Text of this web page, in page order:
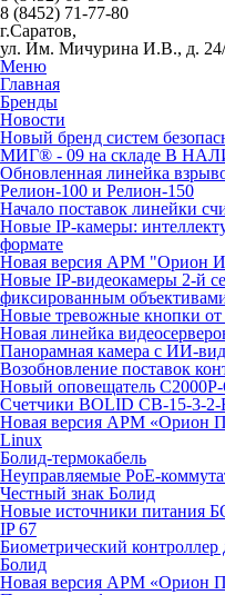
8 (8452) 71-77-80
г.Саратов,
ул. Им. Мичурина И.В., д.
Меню
Главная
Бренды
Новости
Новый бренд систем
МИГ® - 09 на складе В
Обновленная линейка
Релион-100 и Релион-150
Начало поставок линейки
Новые IP-камеры:
формате
Новая версия АРМ "Орион
Новые IP-видеокамеры 2-й
фиксированным
Новые тревожные кнопки
Новая линейка
Панорамная камера с ИИ-
Возобновление поставок
Новый оповещатель
Счетчики BOLID СВ-15-3-2-
Новая версия АРМ «Орион
Linux
Болид-термокабель
Неуправляемые PoE-
Честный знак Болид
Новые источники питания
IP 67
Биометрический
Болид
Новая версия АРМ «Орион